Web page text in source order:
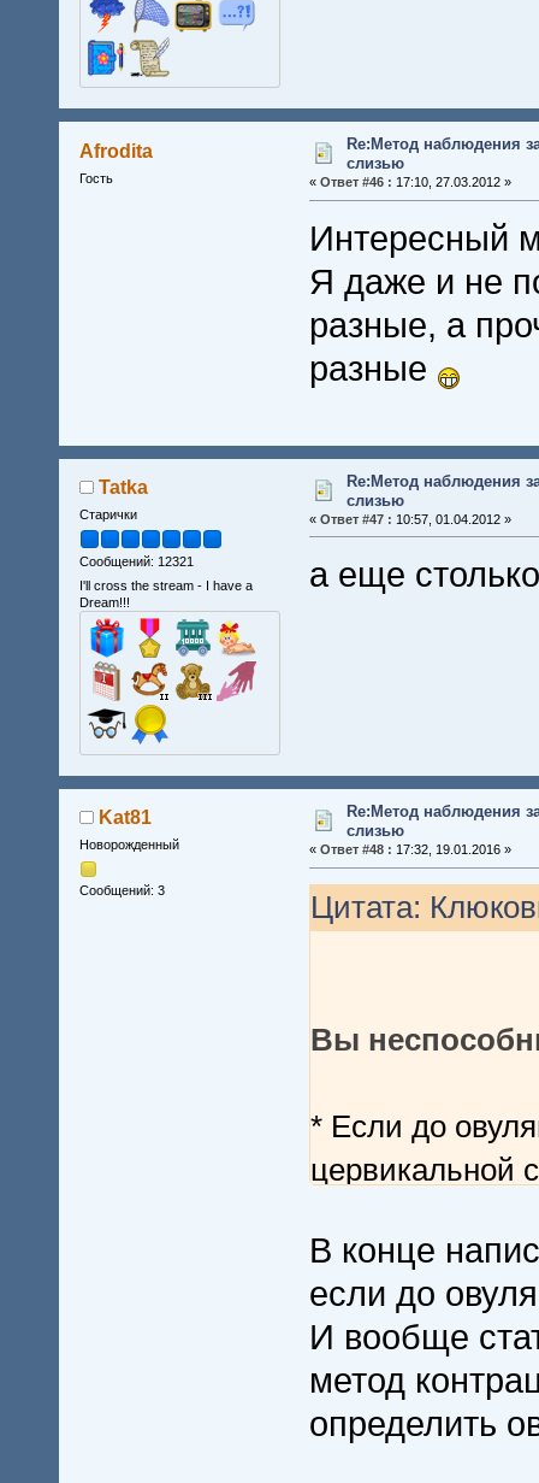
Afrodita
Гость
Re:Метод наблюдения
слизью
« Ответ #46 : 17:10, 27.03.2012 »
Интересный
Я даже и не
разные, а
разные
Tatka
Старички
Сообщений: 12321
I'll cross the stream - I have a
Dream!!!
Re:Метод наблюдения
слизью
« Ответ #47 : 10:57, 01.04.2012 »
а еще
Kat81
Новорожденный
Сообщений: 3
Re:Метод наблюдения
слизью
« Ответ #48 : 17:32, 19.01.2016 »
Цитата:
Вы
* Если до
цервикальной
начала
половые
Избегайте
пользуйтесь
В конце
если до
И вообще
метод
определить